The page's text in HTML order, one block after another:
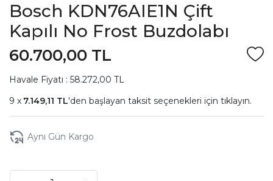
Bosch KDN76AIE1N Çift
Kapılı No Frost Buzdolabı
60.700,00 TL
Havale Fiyatı : 58.272,00 TL
7.149,11 TL'den başlayan taksit seçenekleri için tıklayın.
Aynı Gün Kargo